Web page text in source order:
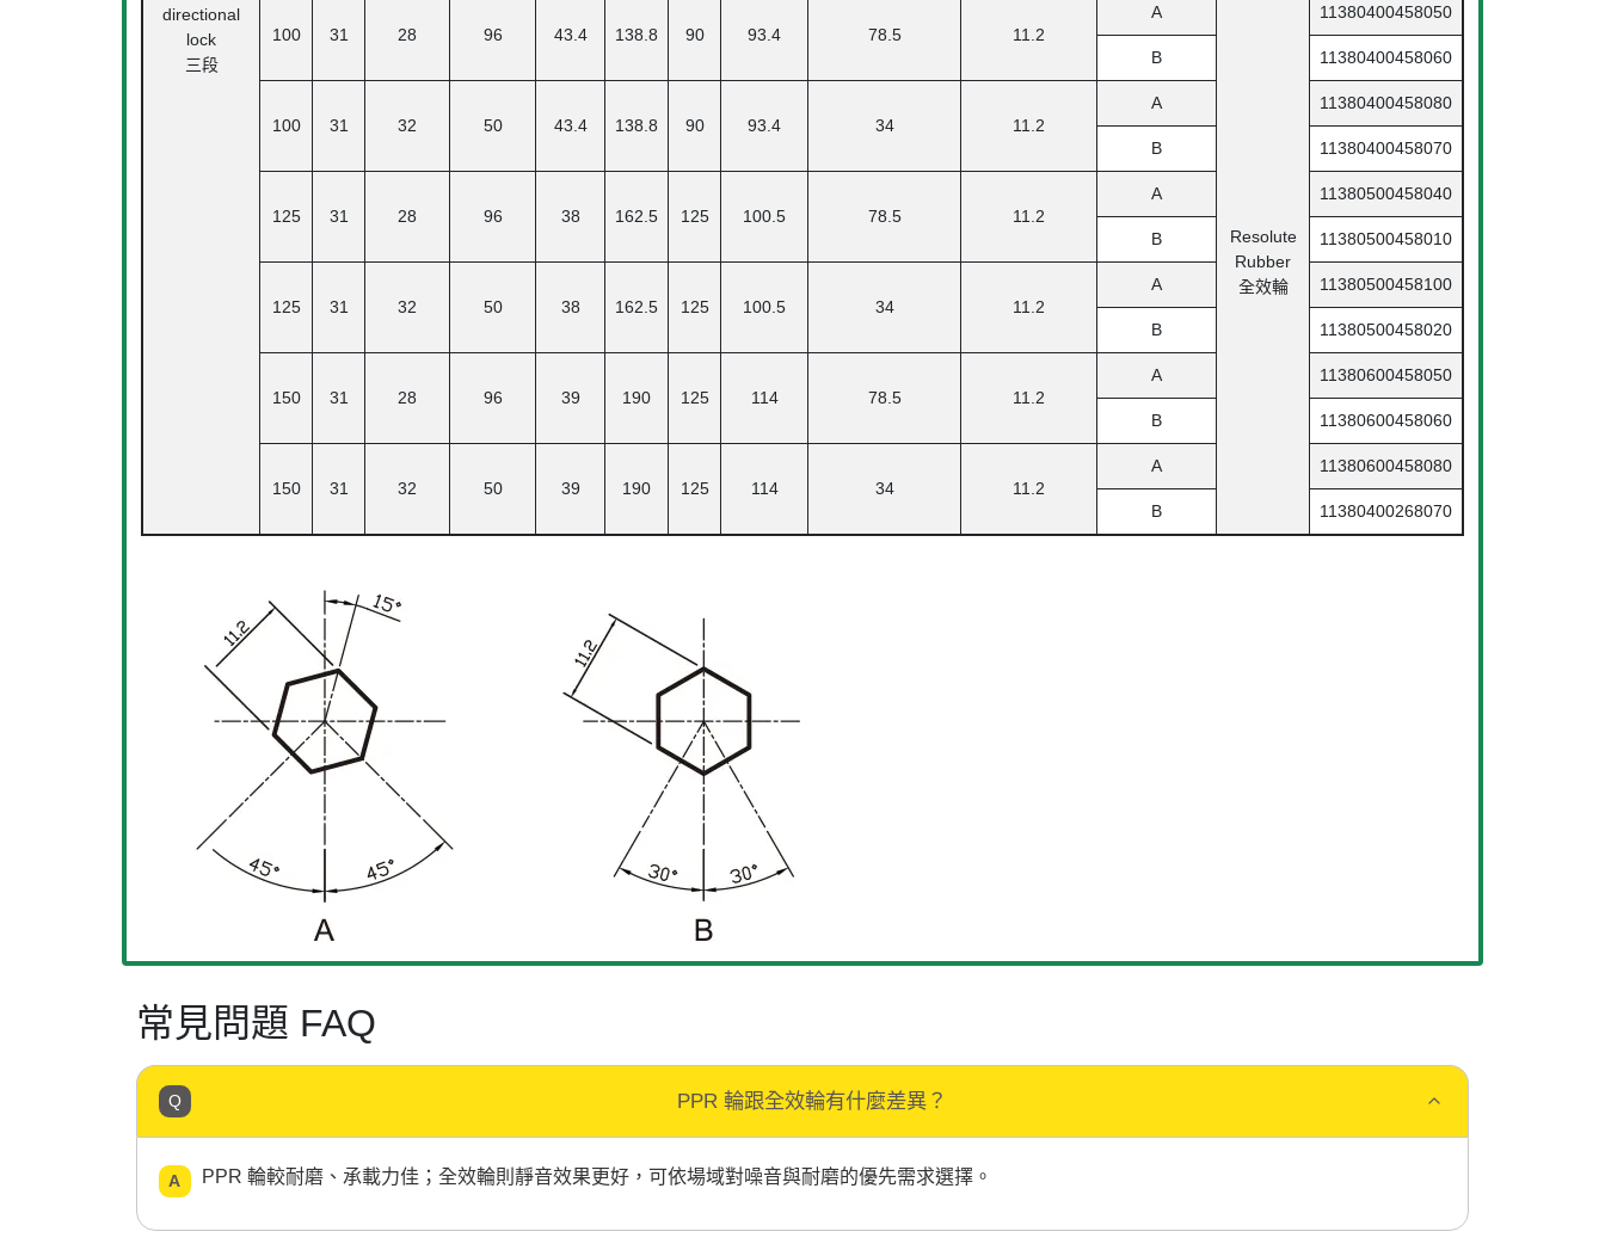
directional
lock
三段
100 31 28 96 43.4 138.8 90 93.4 78.5 11.2
A
Resolute
Rubber
全效輪
11380400458050
B 11380400458060
100 31 32 50 43.4 138.8 90 93.4 34 11.2
A 11380400458080
B 11380400458070
125 31 28 96 38 162.5 125 100.5 78.5 11.2
A 11380500458040
B 11380500458010
125 31 32 50 38 162.5 125 100.5 34 11.2
A 11380500458100
B 11380500458020
150 31 28 96 39 190 125 114 78.5 11.2
A 11380600458050
B 11380600458060
150 31 32 50 39 190 125 114 34 11.2
A 11380600458080
B 11380400268070
常見問題 FAQ
PPR 輪跟全效輪有什麼差異？
PPR 輪較耐磨、承載力佳；全效輪則靜音效果更好，可依場域對噪音與耐磨的優先需求選擇。